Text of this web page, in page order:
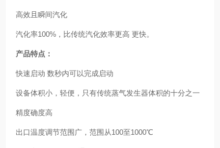
高效且瞬间汽化
汽化率100%，比传统汽化效率更高 更快。
产品特点：
快速启动 数秒内可以完成启动
设备体积小，轻便，只有传统蒸气发生器体积的十分之一
精度确度高
出口温度调节范围广，范围从100至1000℃